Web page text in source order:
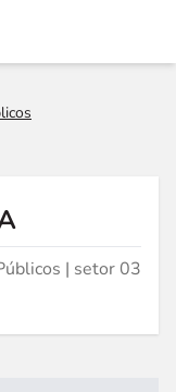
| setor 03